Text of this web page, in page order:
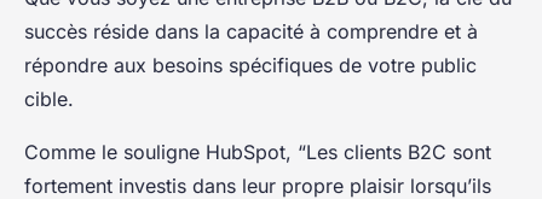
succès réside dans la capacité à comprendre et à
répondre aux besoins spécifiques de votre public
cible.
Comme le souligne HubSpot, “Les clients B2C sont
fortement investis dans leur propre plaisir lorsqu’ils